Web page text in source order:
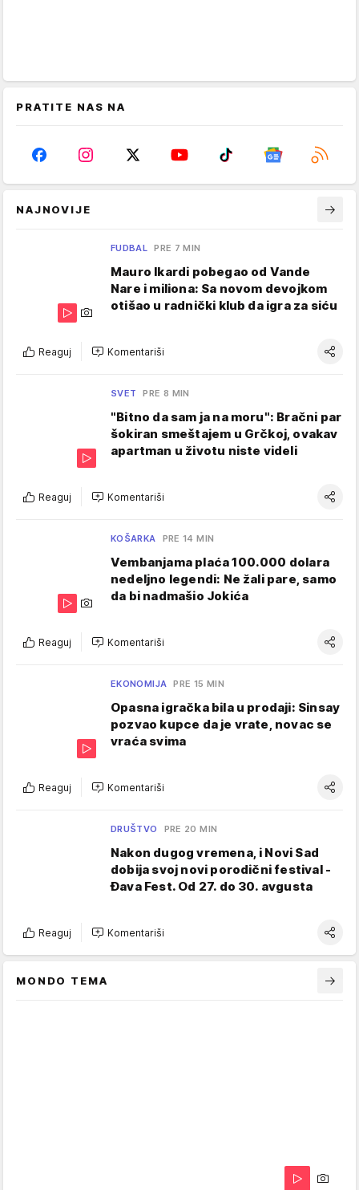
PRATITE NAS NA
NAJNOVIJE
FUDBAL PRE 7 MIN
Mauro Ikardi pobegao od Vande
Nare i miliona: Sa novom devojkom
otišao u radnički klub da igra za siću
Reaguj Komentariši
SVET PRE 8 MIN
"Bitno da sam ja na moru": Bračni par
šokiran smeštajem u Grčkoj, ovakav
apartman u životu niste videli
Reaguj Komentariši
KOŠARKA PRE 14 MIN
Vembanjama plaća 100.000 dolara
nedeljno legendi: Ne žali pare, samo
da bi nadmašio Jokića
Reaguj Komentariši
EKONOMIJA PRE 15 MIN
Opasna igračka bila u prodaji: Sinsay
pozvao kupce da je vrate, novac se
vraća svima
Reaguj Komentariši
DRUŠTVO PRE 20 MIN
Nakon dugog vremena, i Novi Sad
dobija svoj novi porodični festival -
Đava Fest. Od 27. do 30. avgusta
Reaguj Komentariši
MONDO TEMA